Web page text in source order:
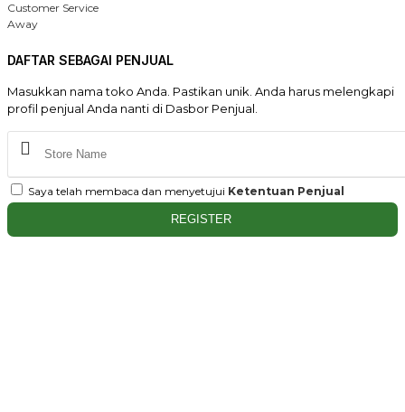
Customer Service
Away
DAFTAR SEBAGAI PENJUAL
Masukkan nama toko Anda. Pastikan unik. Anda harus melengkapi
profil penjual Anda nanti di Dasbor Penjual.
Saya telah membaca dan menyetujui Ketentuan Penjual
REGISTER